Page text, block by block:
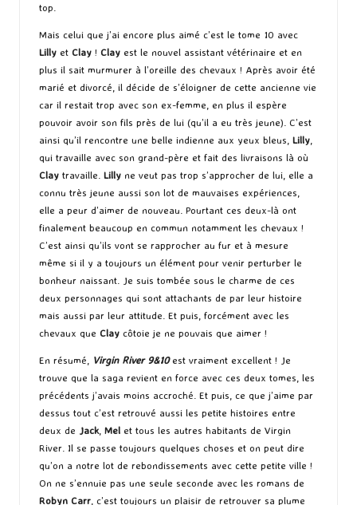
top.
Mais celui que j’ai encore plus aimé c’est le tome 10 avec
Lilly et Clay ! Clay est le nouvel assistant vétérinaire et en
plus il sait murmurer à l’oreille des chevaux ! Après avoir été
marié et divorcé, il décide de s’éloigner de cette ancienne vie
car il restait trop avec son ex-femme, en plus il espère
pouvoir avoir son fils près de lui (qu’il a eu très jeune). C’est
ainsi qu’il rencontre une belle indienne aux yeux bleus, Lilly,
qui travaille avec son grand-père et fait des livraisons là où
Clay travaille. Lilly ne veut pas trop s’approcher de lui, elle a
connu très jeune aussi son lot de mauvaises expériences,
elle a peur d’aimer de nouveau. Pourtant ces deux-là ont
finalement beaucoup en commun notamment les chevaux !
C’est ainsi qu’ils vont se rapprocher au fur et à mesure
même si il y a toujours un élément pour venir perturber le
bonheur naissant. Je suis tombée sous le charme de ces
deux personnages qui sont attachants de par leur histoire
mais aussi par leur attitude. Et puis, forcément avec les
chevaux que Clay côtoie je ne pouvais que aimer !
En résumé, Virgin River 9&10est vraiment excellent ! Je
trouve que la saga revient en force avec ces deux tomes, les
précédents j’avais moins accroché. Et puis, ce que j’aime par
dessus tout c’est retrouvé aussi les petite histoires entre
deux de Jack, Mel et tous les autres habitants de Virgin
River. Il se passe toujours quelques choses et on peut dire
qu’on a notre lot de rebondissements avec cette petite ville !
On ne s’ennuie pas une seule seconde avec les romans de
Robyn Carr, c’est toujours un plaisir de retrouver sa plume